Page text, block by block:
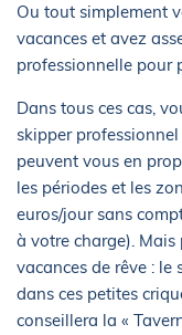
Ou tout simplement
vacances et avez
professionnelle pour
Dans tous ces cas,
skipper
peuvent vous en
les périodes et les
euros/jour sans
à votre charge).
vacances de rêve :
dans ces petites
conseillera la «